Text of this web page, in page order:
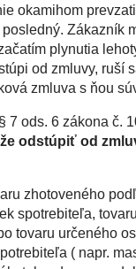
okamihom
Zákazník
plynutia
od zmluvy, ruší
zmluva s ňou
7 ods. 6 zákona č.
odstúpiť od
zhotoveného
spotrebiteľa,
tovaru určeného
( napr.